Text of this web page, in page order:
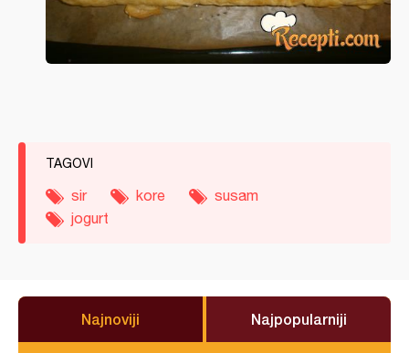
TAGOVI
sir kore
susam
jogurt
Najnoviji Najpopularniji